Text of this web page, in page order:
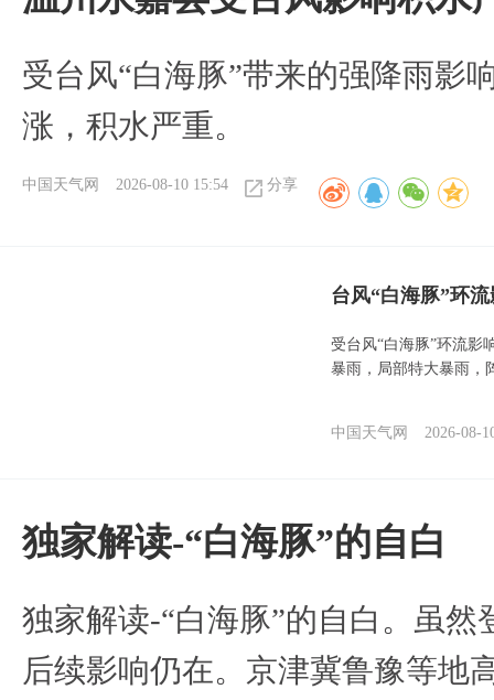
受台风“白海豚”带来的强降雨影
涨，积水严重。
中国天气网 2026-08-10 15:54 分享
台风“白海豚”环
受台风“白海豚”环流影
暴雨，局部特大暴雨，
中国天气网 2026-08-
​独家解读-“白海豚”的自白
独家解读-“白海豚”的自白。虽然
后续影响仍在。京津冀鲁豫等地